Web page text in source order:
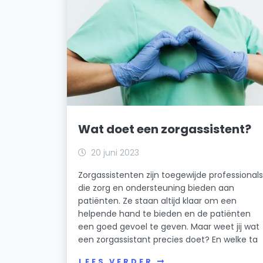
Wat doet een zorgassistent?
20 juni 2023
Zorgassistenten zijn toegewijde professionals
die zorg en ondersteuning bieden aan
patiënten. Ze staan altijd klaar om een
helpende hand te bieden en de patiënten
een goed gevoel te geven. Maar weet jij wat
een zorgassistant precies doet? En welke ta